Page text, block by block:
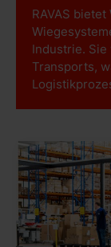
RAVAS
Industrie.
Transports,